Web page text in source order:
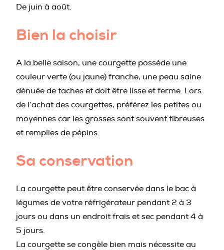
De juin à août.
Bien la choisir
A la belle saison, une courgette possède une
couleur verte (ou jaune) franche, une peau saine
dénuée de taches et doit être lisse et ferme. Lors
de l’achat des courgettes, préférez les petites ou
moyennes car les grosses sont souvent fibreuses
et remplies de pépins.
Sa conservation
La courgette peut être conservée dans le bac à
légumes de votre réfrigérateur pendant 2 à 3
jours ou dans un endroit frais et sec pendant 4 à
5 jours.
La courgette se congèle bien mais nécessite au